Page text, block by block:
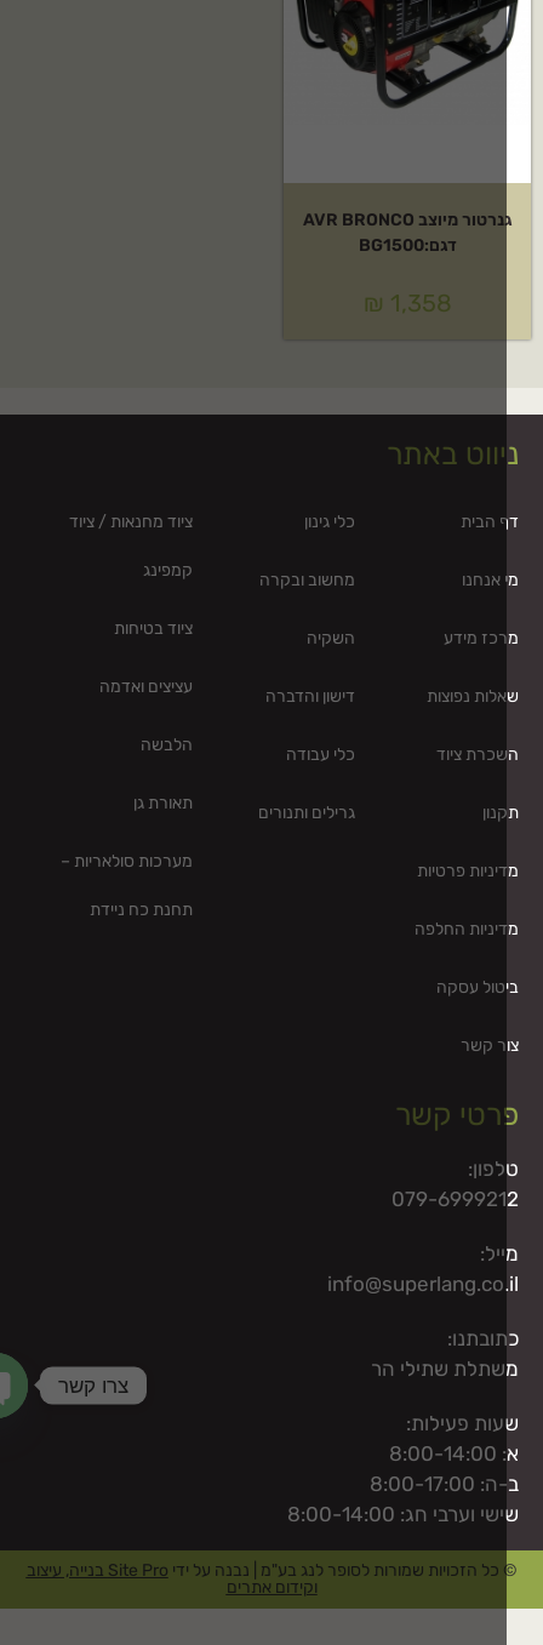
גנרטור מיוצב AVR BRONCO
₪1,358
באתר
הבית
אנחנו
מידע
נפוצות
ציוד
פרטיות
החלפה
עסקה
קשר
כלי גינון
מחשוב ובקרה
השקיה
דישון והדברה
כלי עבודה
גרילים ותנורים
ציוד מחנאות / ציוד
קמפינג
ציוד בטיחות
עציצים ואדמה
הלבשה
תאורת גן
מערכות סולאריות –
תחנת כח ניידת
קשר
079-
שתילי הר
פעילות:
17:00
וערבי חג: 8:00-14:00
הזכויות שמורות לסופר לנג בע"מ | נבנה על ידי
Site Pro בנייה, עיצוב
וקידום אתרים
צרו קשר